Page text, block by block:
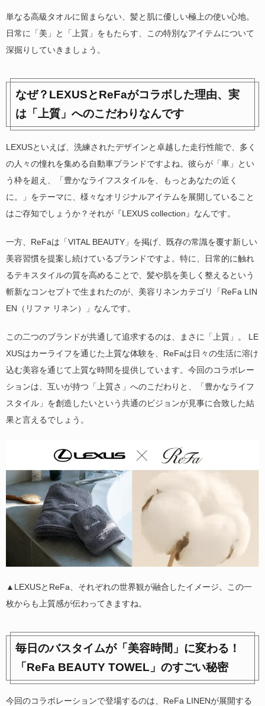
単なる高級タオルに留まらない、髪と肌に優しい極上の使い心地。
日常に「美」と「上質」をもたらす、この特別なアイテムについて
深掘りしていきましょう。
なぜ？LEXUSとReFaがコラボした理由、実
は「上質」へのこだわりなんです
LEXUSといえば、洗練されたデザインと卓越した走行性能で、多く
の人々の憧れを集める自動車ブランドですよね。彼らが「車」とい
う枠を超え、「豊かなライフスタイルを、もっとあなたの近く
に。」をテーマに、様々なオリジナルアイテムを展開していること
はご存知でしょうか？それが『LEXUS collection』なんです。
一方、ReFaは「VITAL BEAUTY」を掲げ、既存の常識を覆す新しい
美容習慣を提案し続けているブランドですよ。特に、日常的に触れ
るテキスタイルの質を高めることで、髪や肌を美しく整えるという
斬新なコンセプトで生まれたのが、美容リネンカテゴリ「ReFa LIN
EN（リファ リネン）」なんです。
この二つのブランドが共通して追求するのは、まさに「上質」。 LE
XUSはカーライフを通じた上質な体験を、ReFaは日々の生活に溶け
込む美容を通じて上質な時間を提供しています。今回のコラボレー
ションは、互いが持つ「上質さ」へのこだわりと、「豊かなライフ
スタイル」を創造したいという共通のビジョンが見事に合致した結
果と言えるでしょう。
▲LEXUSとReFa、それぞれの世界観が融合したイメージ。この一
枚からも上質感が伝わってきますね。
毎日のバスタイムが「美容時間」に変わる！
「ReFa BEAUTY TOWEL」のすごい秘密
今回のコラボレーションで登場するのは、ReFa LINENが展開する